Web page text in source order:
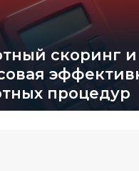
скоринг и
процедур